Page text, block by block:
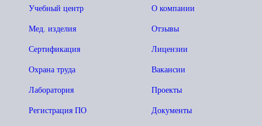
О компании
Отзывы
Лицензии
Вакансии
Проекты
Документы
Учебный центр
Мед. изделия
Сертификация
Охрана труда
Лаборатория
Регистрация ПО